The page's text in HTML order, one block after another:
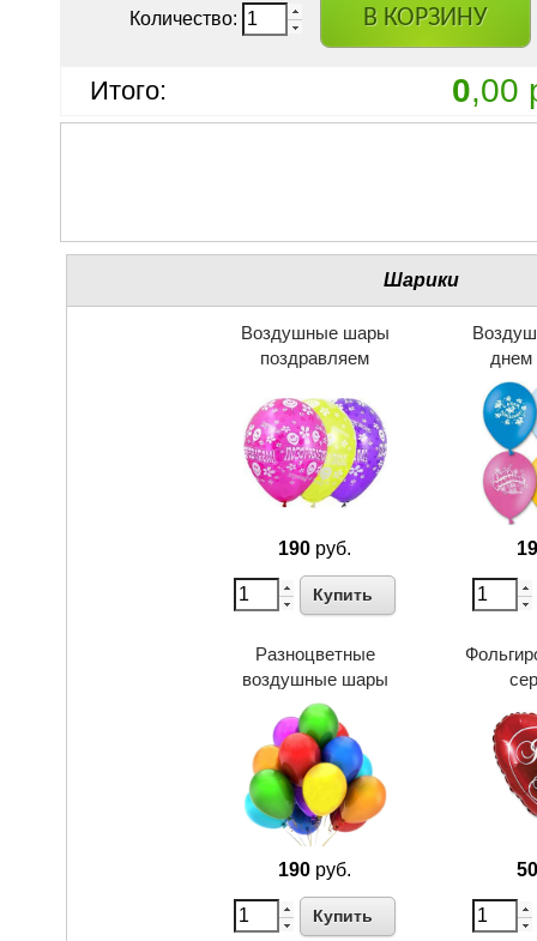
Количество: В КОРЗИНУ
Итого: 0,00
Шарики
Воздушные шары
поздравляем
190 руб.
Купить
днем
Разноцветные
воздушные шары
190 руб.
Купить